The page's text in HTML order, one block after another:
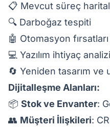
📋 Mevcut süreç
🔍 Darboğaz tespiti
🤖 Otomasyon fırsatları
💻 Yazılım ihtiyaç analizi
🔄 Yeniden tasarım ve
Dijitalleşme Alanları:
📦 Stok ve Envanter:
👥 Müşteri İlişkileri: